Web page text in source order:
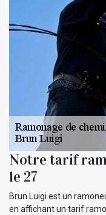
Notre tarif
le 27
Brun Luigi est un
en affichant un tarif